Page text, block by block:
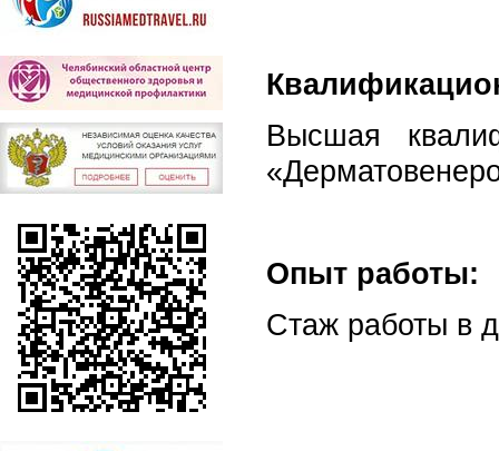
Высшая
Опыт работы:
Стаж работы в